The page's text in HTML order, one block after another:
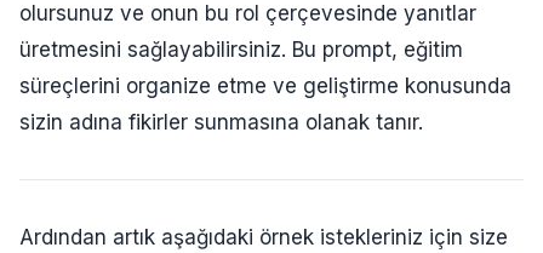
olursunuz ve onun bu rol çerçevesinde yanıtlar
üretmesini sağlayabilirsiniz. Bu prompt, eğitim
süreçlerini organize etme ve geliştirme konusunda
sizin adına fikirler sunmasına olanak tanır.
Ardından artık aşağıdaki örnek istekleriniz için size